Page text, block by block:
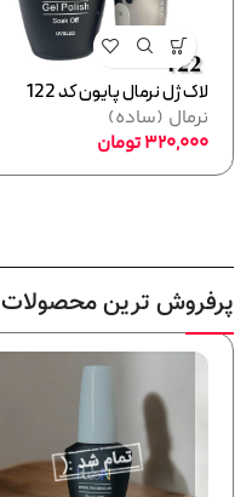
لاک ژل نرمال پایون کد 122
نرمال (ساده)
320,000تومان
پرفروش ترین محصولات